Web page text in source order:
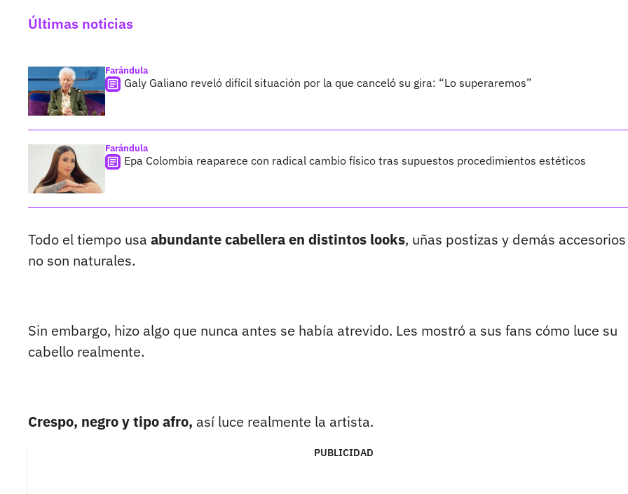
Últimas noticias
Farándula
Galy Galiano reveló difícil situación por la que canceló su gira: “Lo superaremos”
Farándula
Epa Colombia reaparece con radical cambio físico tras supuestos procedimientos estéticos
Todo el tiempo usa abundante cabellera en distintos looks, uñas postizas y demás
no son naturales.
Sin embargo, hizo algo que nunca antes se había atrevido. Les mostró a sus fans cómo luce su
cabello realmente.
Crespo, negro y tipo afro, así luce realmente la artista.
PUBLICIDAD